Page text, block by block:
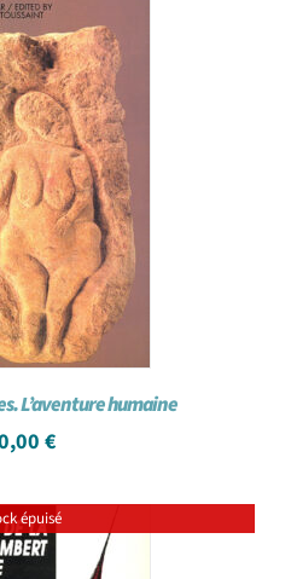
L’aventure humaine
€
épuisé